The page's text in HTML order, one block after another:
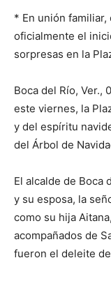
* En unión
oficialmente el
sorpresas en la
Boca del Río, Ver.,
este viernes, la
y del espíritu
del Árbol de
El alcalde de Boca
y su esposa, la
como su hija
acompañados de
fueron el deleite